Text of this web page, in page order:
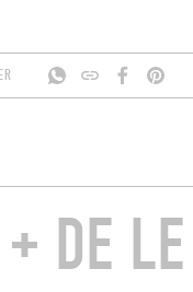
+ DE